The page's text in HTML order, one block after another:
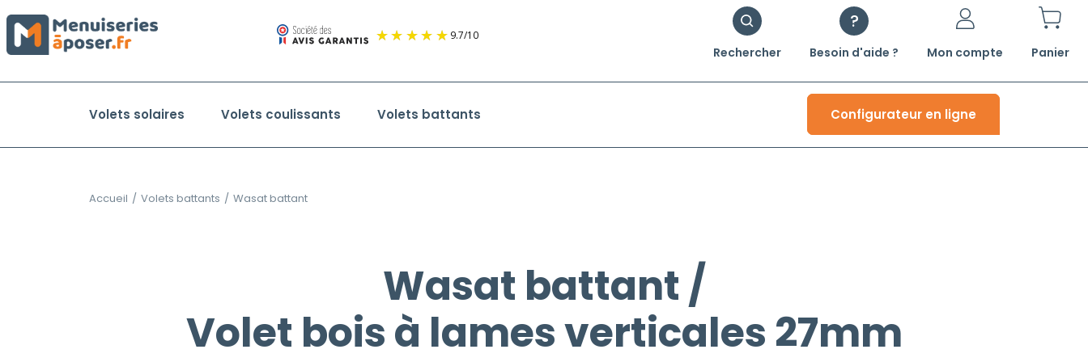
Rechercher Besoin d'aide ? Mon compte Panier
Volets solaires Volets coulissants Volets battants Configurateur en ligne
Accueil / Volets battants / Wasat battant
Wasat battant /
Volet bois à lames verticales 27mm